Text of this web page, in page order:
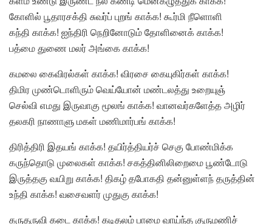
கோளில் பூதாரசக்தி சுவர்ப் புறங் காக்க! கூர்மி நீளொளி
கந்தி காக்க! ஐந்திரி நெறினோடும் தோளினைக் காக்க!
பத்மை துணை மலர் அங்கை காக்க!
கமலை கைவிரல்கள் காக்க! விரசை கையுகிர்கள் காக்க!
திமிர முண்டொளிரும் வெய்யோன் மண்டலத்து உறையுஞ்
செல்வி எமது இருவாகு மூலங் காக்க! வானவர்களேத்த அழிர்
தலகரி நாணாளு மகள் மணிமார்பங் காக்க!
திரித்திரி இதயங் காக்க! தயிர்த்தியர்ச் செகு போண்மிக்க
கருந்தொடு முலைகள் காக்க! சகத்தினிலிறைமை பூண்டோடு
இருத்தகு வயிறு காக்க! திகழ் தபோகதி தன்னுள்ளந் தருத்தின்
உந்தி காக்க! வசைவளர் முதுகு காக்க!
கருதருவி கடை காக்க! கடிதலம் பாமை வாய்ந்த குருமணிச்